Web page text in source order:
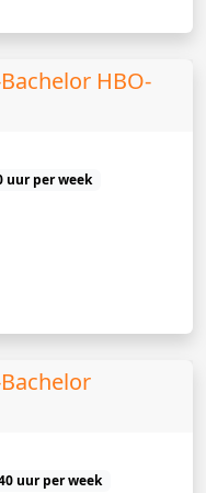
HBO-
uur per week
uur per week